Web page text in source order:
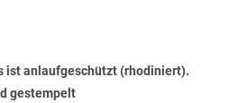
ist anlaufgeschützt (rhodiniert).
gestempelt